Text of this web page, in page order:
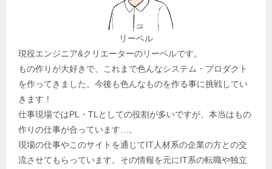
リーベル
現役エンジニア&クリエーターのリーベルです。
もの作りが大好きで、これまで色んなシステム・プロダクト
を作ってきました。今後も色んなものを作る事に挑戦してい
きます！
仕事現場ではPL・TLとしての役割が多いですが、本当はもの
作りの仕事が合っています…。
現場の仕事やこのサイトを通じてIT人材系の企業の方との交
流させてもらっています。その情報を元にIT系の転職や独立